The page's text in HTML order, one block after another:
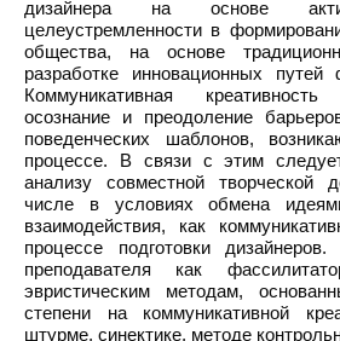
дизайнера на основе
целеустремленности в
общества, на основе
разработке инновационных путей
Коммуникативная
осознание и преодоление
поведенческих шаблонов,
процессе. В связи с этим
анализу совместной творческой
числе в условиях обмена
взаимодействия, как
процессе подготовки
преподавателя как
эвристическим методам,
степени на коммуникативной
штурме, синектике, методе